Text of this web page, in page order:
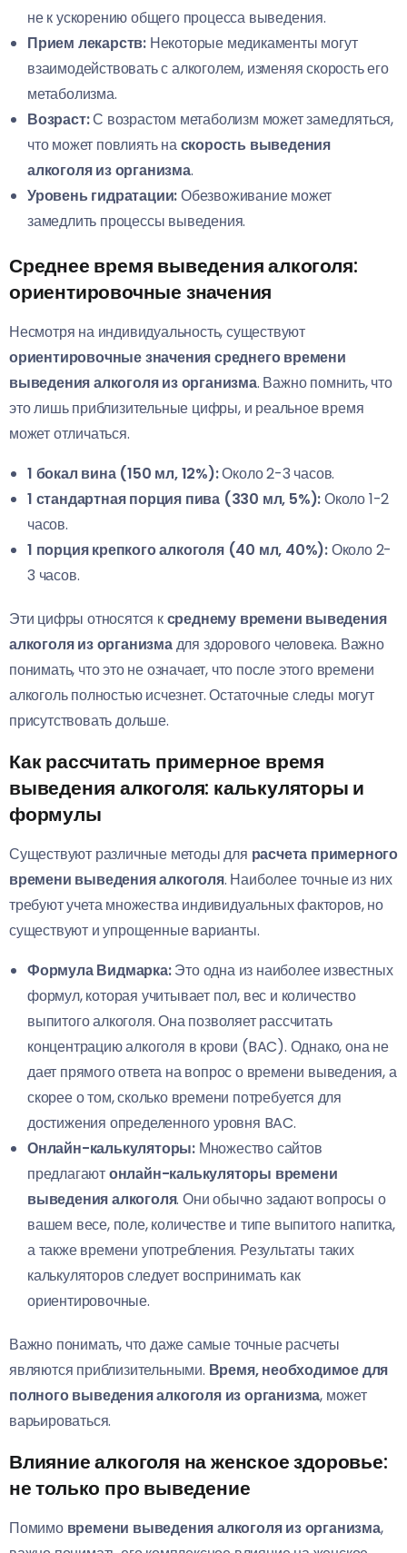
не к ускорению общего процесса выведения.
Прием лекарств: Некоторые медикаменты могут
взаимодействовать с алкоголем, изменяя скорость его
метаболизма.
Возраст:С возрастом метаболизм может замедляться,
что может повлиять наскорость выведения
алкоголя из организма.
Уровень гидратации:Обезвоживание может
замедлить процессы выведения.
Среднее время выведения алкоголя:
ориентировочные значения
Несмотря на индивидуальность, существуют
ориентировочные значения среднего времени
выведения алкоголя из организма. Важно помнить, что
это лишь приблизительные цифры, и реальное время
может отличаться.
1 бокал вина (150 мл, 12%):Около 2-3 часов.
1 стандартная порция пива (330 мл, 5%):Около 1-2
часов.
1 порция крепкого алкоголя (40 мл, 40%):Около 2-
3 часов.
Эти цифры относятся ксреднему времени выведения
алкоголя из организмадля здорового человека. Важно
понимать, что это не означает, что после этого времени
алкоголь полностью исчезнет. Остаточные следы могут
присутствовать дольше.
Как рассчитать примерное время
выведения алкоголя: калькуляторы и
формулы
Существуют различные методы для расчета примерного
времени выведения алкоголя. Наиболее точные из них
требуют учета множества индивидуальных факторов, но
существуют и упрощенные варианты.
Формула Видмарка:Это одна из наиболее известных
формул, которая учитывает пол, вес и количество
выпитого алкоголя. Она позволяет рассчитать
концентрацию алкоголя в крови (BAC). Однако, она не
дает прямого ответа на вопрос о времени выведения, а
скорее о том, сколько времени потребуется для
достижения определенного уровня BAC.
Онлайн-калькуляторы: Множество сайтов
предлагаютонлайн-калькуляторы времени
выведения алкоголя. Они обычно задают вопросы о
вашем весе, поле, количестве и типе выпитого напитка,
а также времени употребления. Результаты таких
калькуляторов следует воспринимать как
ориентировочные.
Важно понимать, что даже самые точные расчеты
являются приблизительными. Время, необходимое для
полного выведения алкоголя из организма, может
варьироваться.
Влияние алкоголя на женское здоровье:
не только про выведение
Помимо времени выведения алкоголя из организма,